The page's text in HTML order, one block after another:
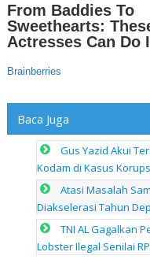
Baca Juga
Gus Yazid Akui
Kodam di Kasus
Atasi Masalah
Diakselerasi Tahun
TNI AL Gagalkan
Lobster Ilegal Senilai